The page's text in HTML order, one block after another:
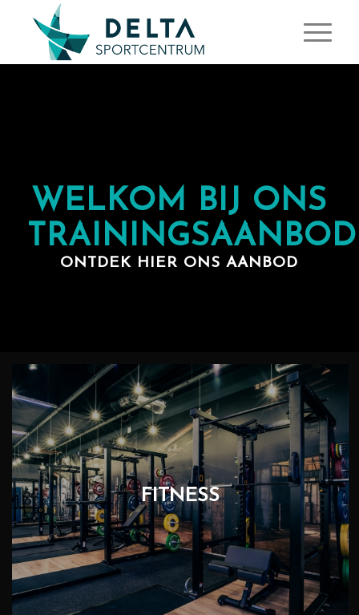
WELKOM BIJ ONS
TRAININGSAANBOD
ONTDEK HIER ONS AANBOD
FITNESS